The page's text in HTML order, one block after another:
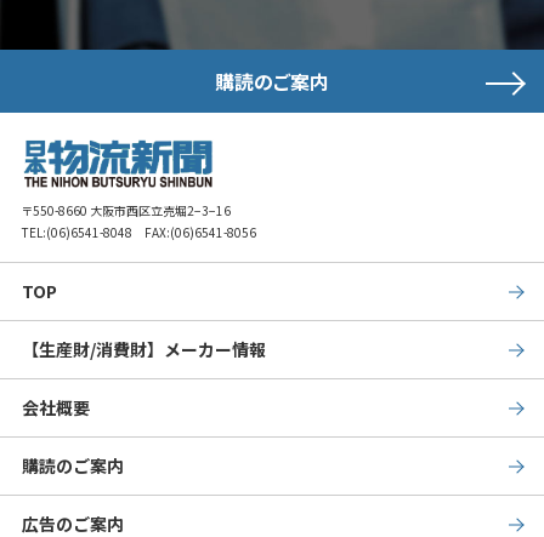
購読のご案内
〒550-8660 大阪市西区立売堀2−3−16
TEL:(06)6541-8048 FAX:(06)6541-8056
TOP
【生産財/消費財】メーカー情報
会社概要
購読のご案内
広告のご案内